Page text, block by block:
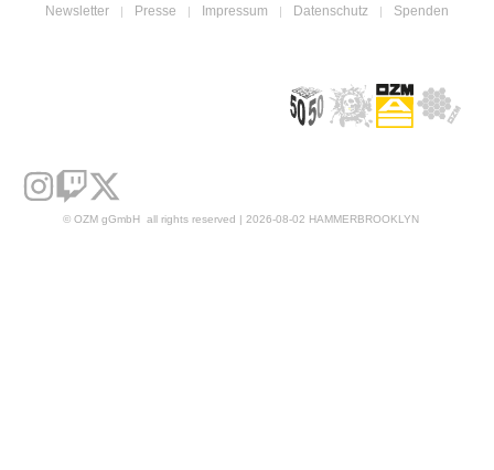
Newsletter Presse Impressum Datenschutz Spenden
© OZM gGmbH all rights reserved | 2026-08-02 HAMMERBROOKLYN